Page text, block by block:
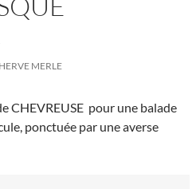
HERVE MERLE
CHEVREUSE pour une balade
ponctuée par une averse